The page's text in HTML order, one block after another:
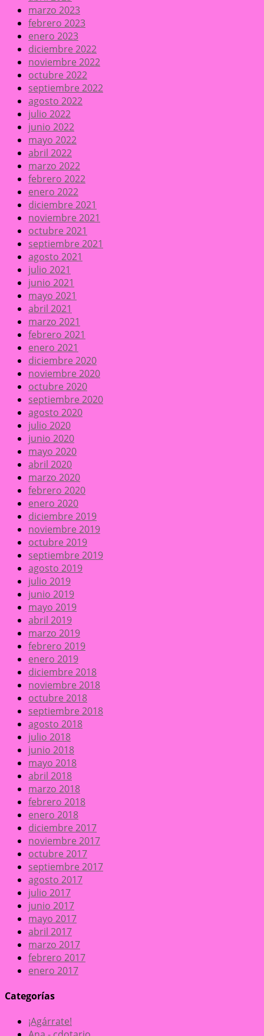
marzo 2023
febrero 2023
enero 2023
diciembre 2022
noviembre 2022
octubre 2022
septiembre 2022
agosto 2022
julio 2022
junio 2022
mayo 2022
abril 2022
marzo 2022
febrero 2022
enero 2022
diciembre 2021
noviembre 2021
octubre 2021
septiembre 2021
agosto 2021
julio 2021
junio 2021
mayo 2021
abril 2021
marzo 2021
febrero 2021
enero 2021
diciembre 2020
noviembre 2020
octubre 2020
septiembre 2020
agosto 2020
julio 2020
junio 2020
mayo 2020
abril 2020
marzo 2020
febrero 2020
enero 2020
diciembre 2019
noviembre 2019
octubre 2019
septiembre 2019
agosto 2019
julio 2019
junio 2019
mayo 2019
abril 2019
marzo 2019
febrero 2019
enero 2019
diciembre 2018
noviembre 2018
octubre 2018
septiembre 2018
agosto 2018
julio 2018
junio 2018
mayo 2018
abril 2018
marzo 2018
febrero 2018
enero 2018
diciembre 2017
noviembre 2017
octubre 2017
septiembre 2017
agosto 2017
julio 2017
junio 2017
mayo 2017
abril 2017
marzo 2017
febrero 2017
enero 2017
Categorías
¡Agárrate!